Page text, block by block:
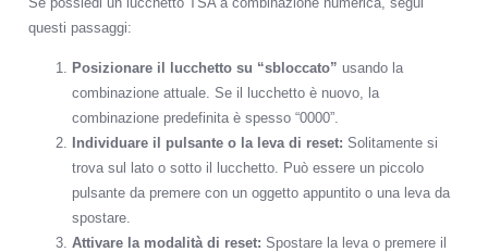
questi passaggi:
Posizionare il lucchetto su “sbloccato” usando la
combinazione attuale. Se il lucchetto è nuovo, la
combinazione predefinita è spesso “0000”.
Individuare il pulsante o la leva di reset: Solitamente si
trova sul lato o sotto il lucchetto. Può essere un piccolo
pulsante da premere con un oggetto appuntito o una leva da
spostare.
Attivare la modalità di reset: Spostare la leva o premere il